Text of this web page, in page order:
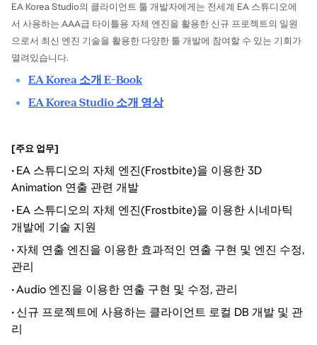
EA Korea Studio의 클라이언트 툴 개발자에게는 전세계 EA 스튜디오에
서 사용하는 AAA급 타이틀용 자체 엔진을 활용한 신규 프로젝트의 일원
으로서 최신 엔진 기술을 활용한 다양한 툴 개발에 참여할 수 있는 기회가
열려있습니다.
EA Korea 소개 E-Book
EA Korea Studio 소개 영상
[주요 업무]
• EA 스튜디오의 자체 엔진(Frostbite)을 이용한 3D
Animation 연출 관련 개발
• EA 스튜디오의 자체 엔진(Frostbite)을 이용한 시네마틱
개발에 기술 지원
• 자체 연출 엔진을 이용한 효과적인 연출 구현 및 엔진 수정,
관리
•Audio 엔진을 이용한 연출 구현 및 수정, 관리
• 신규 프로젝트에 사용하는 클라이언트 로컬 DB 개발 및 관
리